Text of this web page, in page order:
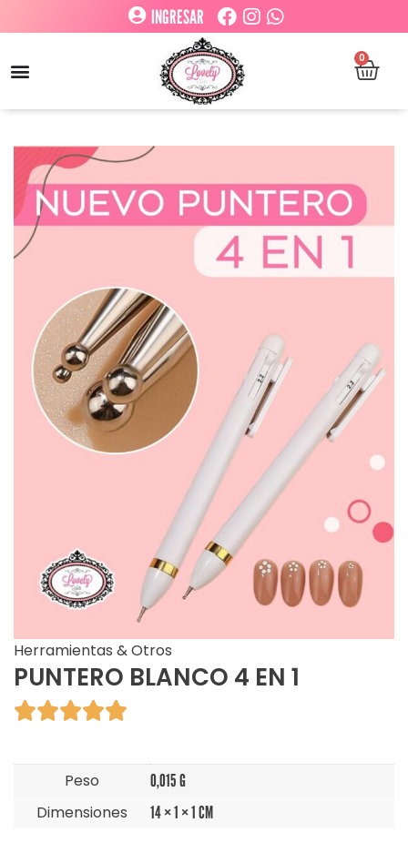
INGRESAR
0
Herramientas & Otros
PUNTERO BLANCO 4 EN 1

Peso 0,015 G
Dimensiones 14 × 1 × 1 CM